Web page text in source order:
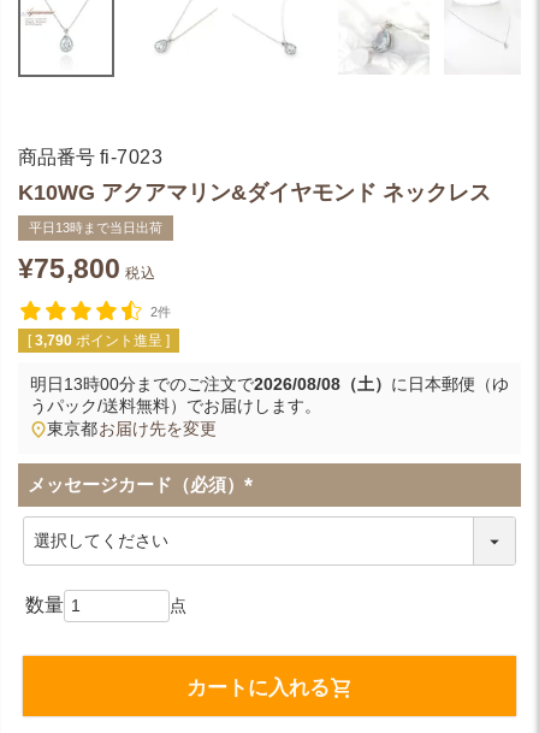
商品番号 fi-7023
K10WG アクアマリン&ダイヤモンド ネックレス
平日13時まで当日出荷
¥75,800 税込
2件
[ 3,790 ポイント進呈 ]
明日13時00分までのご注文で2026/08/08（土） に 日本郵便（ゆ
うパック/送料無料） でお届けします。
東京都お届け先を変更
メッセージカード（必須）
(
カートに入れる